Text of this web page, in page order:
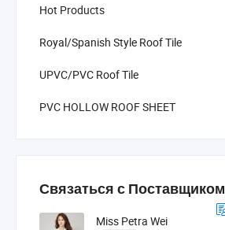
Hot Products
Royal/Spanish Style Roof Tile
UPVC/PVC Roof Tile
PVC HOLLOW ROOF SHEET
Связаться с Поставщиком
Miss Petra Wei